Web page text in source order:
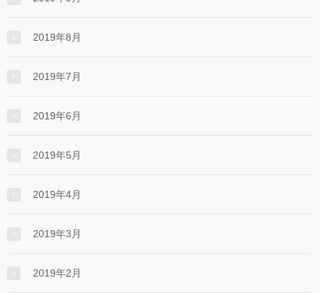
2019年8月
2019年7月
2019年6月
2019年5月
2019年4月
2019年3月
2019年2月